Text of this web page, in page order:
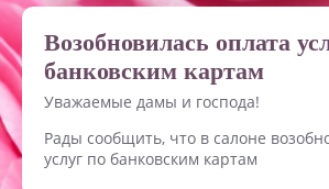
Возобновилась оплата
банковским картам
Уважаемые дамы и господа!
Рады сообщить, что в салоне
услуг по банковским картам